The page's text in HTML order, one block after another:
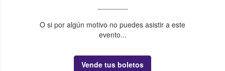
O si por algún motivo no puedes asistir a este
evento...
Vende tus boletos